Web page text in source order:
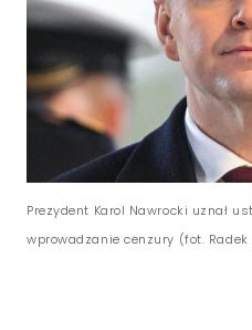
Prezydent Karol Nawrocki uznał
wprowadzanie cenzury (fot. Radek